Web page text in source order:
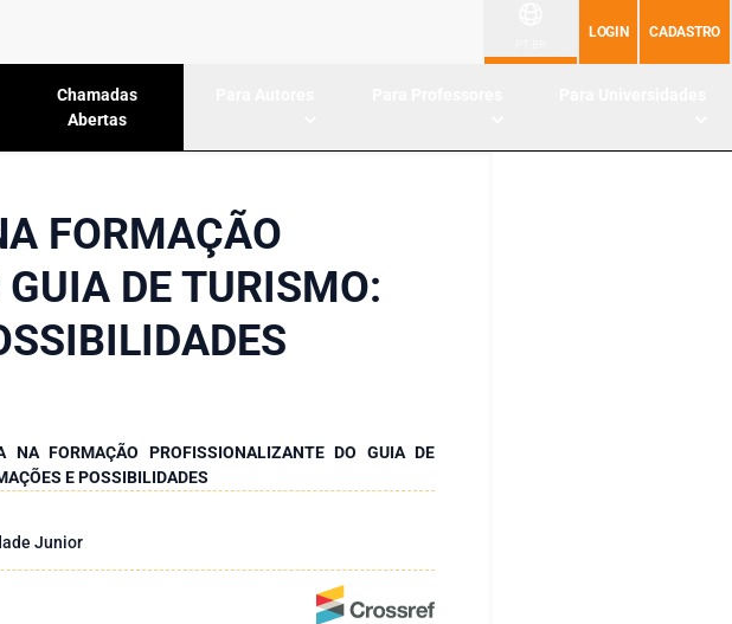
LOGIN CADASTRO
Chamadas
Abertas
FORMAÇÃO
DE TURISMO:
NA FORMAÇÃO PROFISSIONALIZANTE DO GUIA DE
E POSSIBILIDADES
Junior